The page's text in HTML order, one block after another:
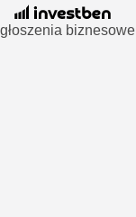
biznesowe